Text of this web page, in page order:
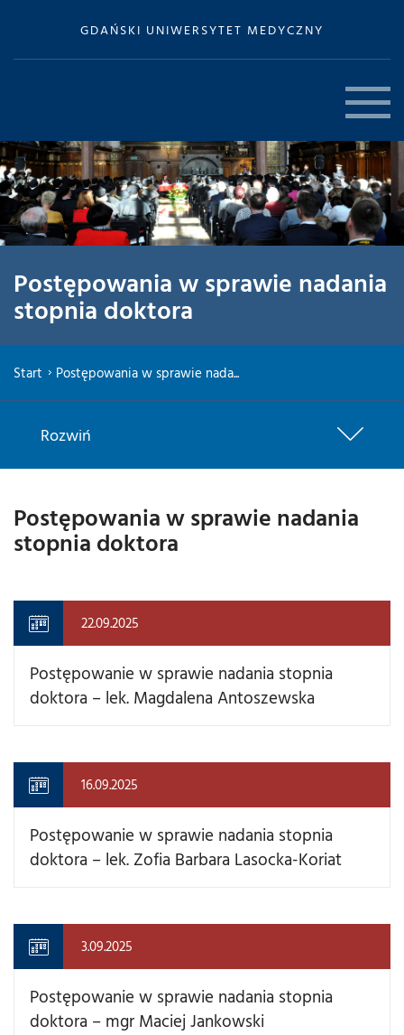
GDAŃSKI UNIWERSYTET MEDYCZNY
Postępowania w sprawie nadania
stopnia doktora
Start Postępowania w sprawie nada...
Rozwiń
Postępowania w sprawie nadania
stopnia doktora
22.09.2025
Postępowanie w sprawie nadania stopnia
doktora – lek. Magdalena Antoszewska
16.09.2025
Postępowanie w sprawie nadania stopnia
doktora – lek. Zofia Barbara Lasocka-Koriat
3.09.2025
Postępowanie w sprawie nadania stopnia
doktora – mgr Maciej Jankowski